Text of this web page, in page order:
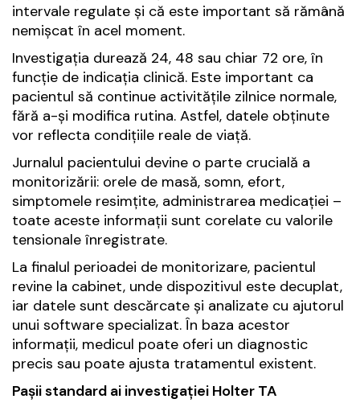
intervale regulate și că este important să rămână
nemișcat în acel moment.
Investigația durează 24, 48 sau chiar 72 ore, în
funcție de indicația clinică. Este important ca
pacientul să continue activitățile zilnice normale,
fără a-și modifica rutina. Astfel, datele obținute
vor reflecta condițiile reale de viață.
Jurnalul pacientului devine o parte crucială a
monitorizării: orele de masă, somn, efort,
simptomele resimțite, administrarea medicației –
toate aceste informații sunt corelate cu valorile
tensionale înregistrate.
La finalul perioadei de monitorizare, pacientul
revine la cabinet, unde dispozitivul este decuplat,
iar datele sunt descărcate și analizate cu ajutorul
unui software specializat. În baza acestor
informații, medicul poate oferi un diagnostic
precis sau poate ajusta tratamentul existent.
Pașii standard ai investigației Holter TA